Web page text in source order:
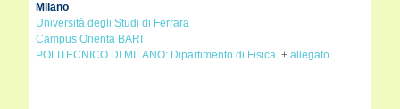
Milano
Università degli Studi di Ferrara
Campus Orienta BARI
POLITECNICO DI MILANO: Dipartimento di Fisica+ allegato